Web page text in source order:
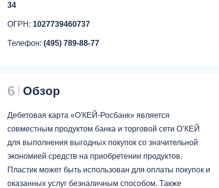
34
ОГРН: 1027739460737
Телефон: (495) 789-88-77
6 Обзор
Дебетовая карта «О'КЕЙ-Росбанк» является
совместным продуктом банка и торговой сети О’КЕЙ
для выполнения выгодных покупок со значительной
экономией средств на приобретении продуктов.
Пластик может быть использован для оплаты покупок и
оказанных услуг безналичным способом. Также